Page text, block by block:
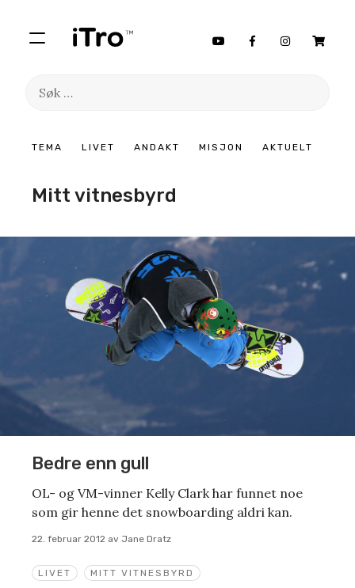
TEMA LIVET ANDAKT MISJON AKTUELT
Søk
Mitt vitnesbyrd
LIVET MITT VITNESBYRD
Bedre enn gull
OL- og VM-vinner Kelly Clark har funnet noe
som gir henne det snowboarding aldri kan.
22. februar 2012 av Jane Dratz